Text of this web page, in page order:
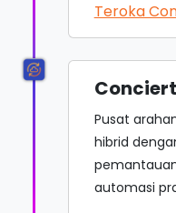
Teroka
Pusat
hibrid
automasi